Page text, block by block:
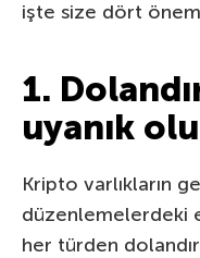
işte size dört
1.
uyanık
Kripto varlıkların
düzenlemelerdeki
her türden